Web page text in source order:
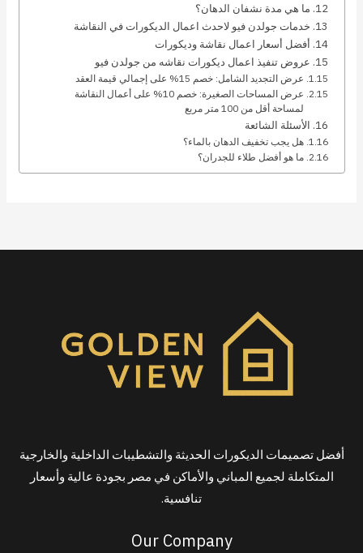
ما هي مدة نشفان الدهان؟
خدمات جولدن فيو لاحدث اعمال الديكورات في النقاشة
أفضل أسعار اعمال نقاشة وديكورات
عروض تنفيذ اعمال ديكورات نقاشه من جولدن فيو
عرض التجديد الشامل: خصم 15% على إجمالي قيمة العقد
عرض المساحات الصغيرة: خصم 10% على أعمال النقاشة
لمساحة أقل من 100 متر مربع
الأسئلة الشائعة
هل يجب تخفيف الدهان بالماء؟
ما هو أفضل طلاء للجدران؟
أفضل تصميمات الديكورات الحديثة والتشطيبات الداخلية والخارجية
المتكاملة لجميع المباني والأماكن في مصر بجودة عالية وأسعار
تنافسية.
Our Company